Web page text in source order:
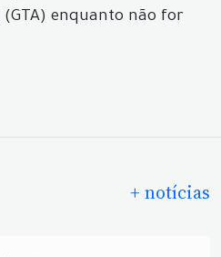
enquanto não for
+ notícias